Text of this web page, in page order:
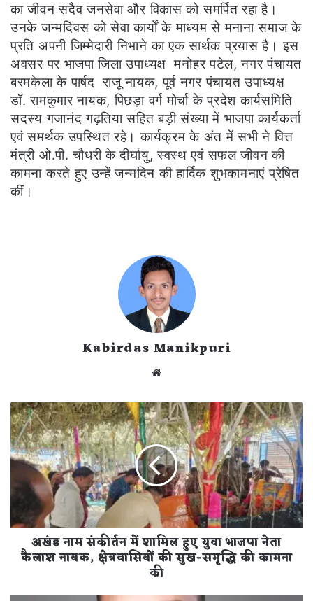
का जीवन सदैव जनसेवा और विकास को समर्पित रहा है।
उनके जन्मदिवस को सेवा कार्यों के माध्यम से मनाना समाज के
प्रति अपनी जिम्मेदारी निभाने का एक सार्थक प्रयास है। इस
अवसर पर भाजपा जिला उपाध्यक्ष मनोहर पटेल, नगर पंचायत
बरमकेला के पार्षद राजू नायक, पूर्व नगर पंचायत उपाध्यक्ष
डॉ. रामकुमार नायक, पिछड़ा वर्ग मोर्चा के प्रदेश कार्यसमिति
सदस्य गजानंद गढ़तिया सहित बड़ी संख्या में भाजपा कार्यकर्ता
एवं समर्थक उपस्थित रहे। कार्यक्रम के अंत में सभी ने वित्त
मंत्री ओ.पी. चौधरी के दीर्घायु, स्वस्थ एवं सफल जीवन की
कामना करते हुए उन्हें जन्मदिन की हार्दिक शुभकामनाएं प्रेषित
कीं।
Kabirdas Manikpuri
अखंड
नाम
संकीर्तन
में
शामिल
युवा
भाजपा
नेता
कैलाश
नायक,
अखंड नाम संकीर्तन में शामिल हुए युवा भाजपा नेता
कैलाश नायक, क्षेत्रवासियों की सुख-समृद्धि की कामना
की